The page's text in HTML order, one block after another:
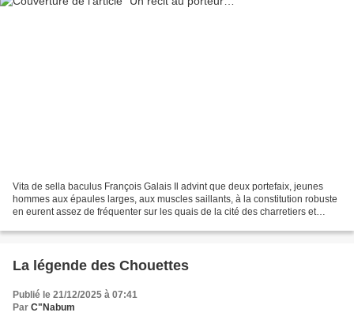
Vita de sella baculus François Galais Il advint que deux portefaix, jeunes
hommes aux épaules larges, aux muscles saillants, à la constitution robuste
en eurent assez de fréquenter sur les quais de la cité des charretiers et
La légende des Chouettes
Publié le 21/12/2025 à 07:41
Par C"Nabum